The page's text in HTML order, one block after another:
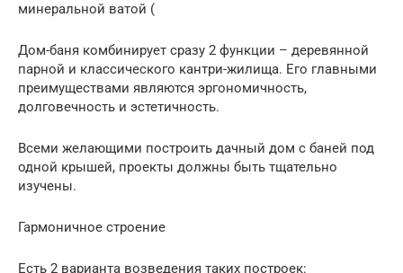
минеральной ватой (
Дом-баня комбинирует сразу 2 функции – деревянной
парной и классического кантри-жилища. Его главными
преимуществами являются эргономичность,
долговечность и эстетичность.
Всеми желающими построить дачный дом с баней под
одной крышей, проекты должны быть тщательно
изучены.
Гармоничное строение
Есть 2 варианта возведения таких построек: